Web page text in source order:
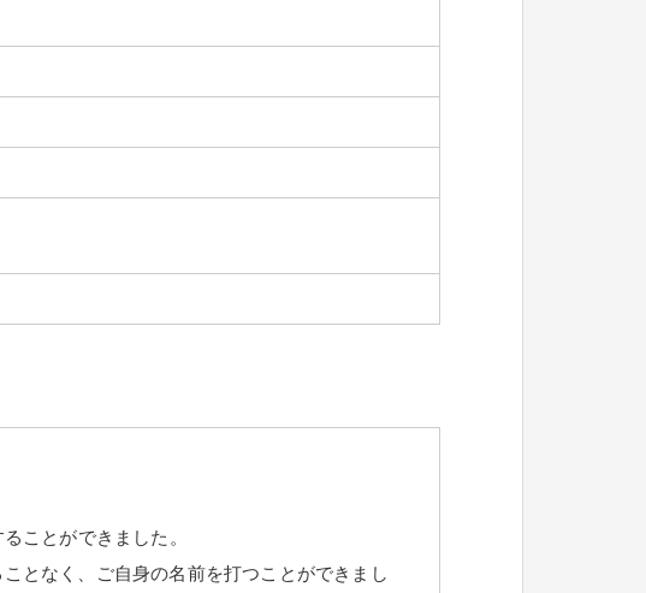
ことができました。
となく、ご自身の名前を打つことができまし